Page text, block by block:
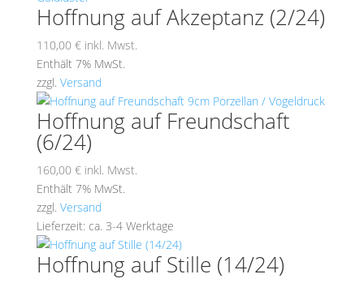
Hoffnung auf Akzeptanz (2/24)
110,00 € inkl. Mwst.
Enthält 7% MwSt.
zzgl. Versand
Hoffnung auf Freundschaft
(6/24)
160,00 € inkl. Mwst.
Enthält 7% MwSt.
zzgl. Versand
Lieferzeit: ca. 3-4 Werktage
Hoffnung auf Stille (14/24)